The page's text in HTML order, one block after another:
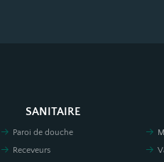
SANITAIRE
Paroi de douche
Receveurs